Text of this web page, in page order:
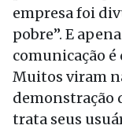
empresa foi
pobre”. E
comunicação é
Muitos viram
demonstração
trata seus